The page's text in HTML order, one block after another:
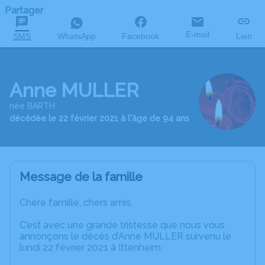
Partager
SMS WhatsApp Facebook E-mail Lien
Anne MULLER
née BARTH
décédée le 22 février 2021 à l'âge de 94 ans
Message de la famille
Chère famille, chers amis,
C’est avec une grande tristesse que nous vous
annonçons le décès d’Anne MULLER survenu le
lundi 22 février 2021 à Ittenheim.